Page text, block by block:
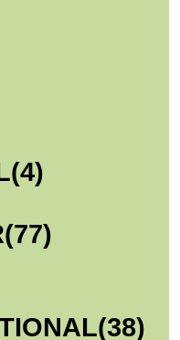
(4)
(77)
(38)